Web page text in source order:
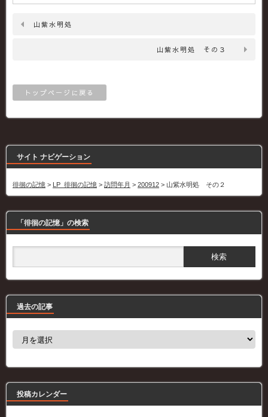
山紫水明処
山紫水明処 その３
トップページに戻る
サイト ナビゲーション
徘徊の記憶 > LP_徘徊の記憶 > 訪問年月 > 200912 > 山紫水明処 その２
「徘徊の記憶」の検索
過去の記事
事
投稿カレンダー